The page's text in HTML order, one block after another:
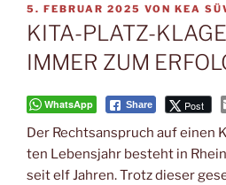
VERÖFFENTLICHT
AM
5. FEBRUAR 2025 VON KEA
KITA-PLATZ-
IMMER ZUM
WhatsApp Share Post
Der Rechts­an­spruch auf einen
ten Lebens­jahr besteht in
seit elf Jah­ren. Trotz die­ser